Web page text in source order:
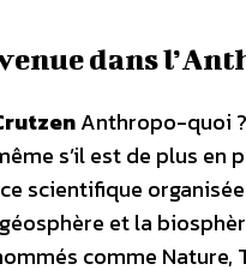
dans
Anthropo-quoi ?
s’il est de plus en
scientifique
et la
comme Nature,